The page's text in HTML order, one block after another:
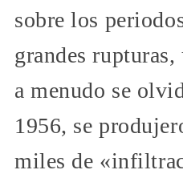
sobre los
grandes
a menudo se
1956, se
miles de